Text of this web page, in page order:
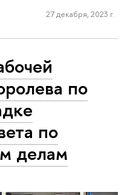
27 декабря, 2023 г.
по
по
делам